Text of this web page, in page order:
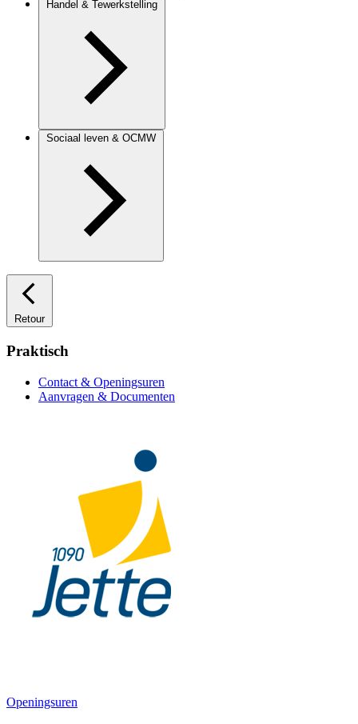
Handel & Tewerkstelling
Sociaal leven & OCMW
Retour
Praktisch
Contact & Openingsuren
Aanvragen & Documenten
Openingsuren